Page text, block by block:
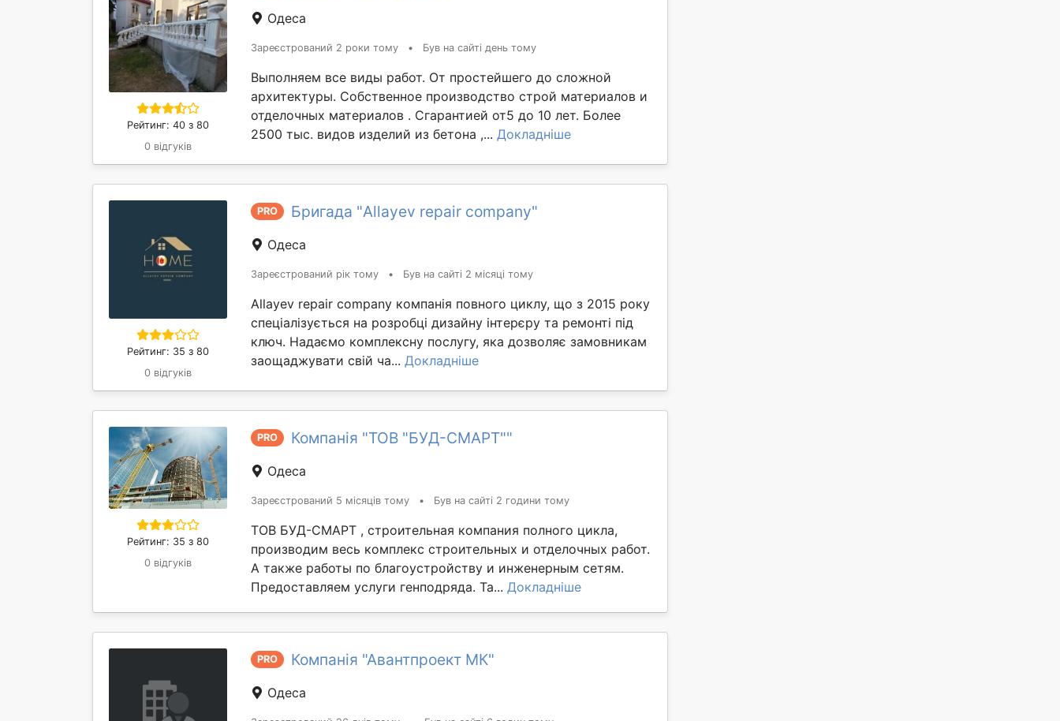
Рейтинг: 40 з 80
0 відгуків
Одеса
Зареєстрований 2 роки тому • Був на сайті день тому
Выполняем все виды работ. От простейшего до сложной
архитектуры. Собственное производство строй материалов и
отделочных материалов . Сгарантией от5 до 10 лет. Более
2500 тыс. видов изделий из бетона ,... Докладніше
Рейтинг: 35 з 80
0 відгуків
PRO Бригада "Allayev repair company"
Одеса
Зареєстрований рік тому • Був на сайті 2 місяці тому
Allayev repair company компанія повного циклу, що з 2015 року
спеціалізується на розробці дизайну інтерєру та ремонті під
ключ. Надаємо комплексну послугу, яка дозволяє замовникам
заощаджувати свій ча... Докладніше
Рейтинг: 35 з 80
0 відгуків
PRO Компанія "ТОВ "БУД-СМАРТ""
Одеса
Зареєстрований 5 місяців тому • Був на сайті 2 години тому
ТОВ БУД-СМАРТ , строительная компания полного цикла,
производим весь комплекс строительных и отделочных работ.
А также работы по благоустройству и инженерным сетям.
Предоставляем услуги генподряда. Та... Докладніше
PRO Компанія "Авантпроект МК"
Одеса